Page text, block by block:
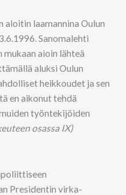
aloitin laamannina Oulun
Sanomalehti
aioin lähteä
aluksi Oulun
heikkoudet ja sen
en aikonut tehdä
työntekijöiden
osassa IX)
Presidentin virka-